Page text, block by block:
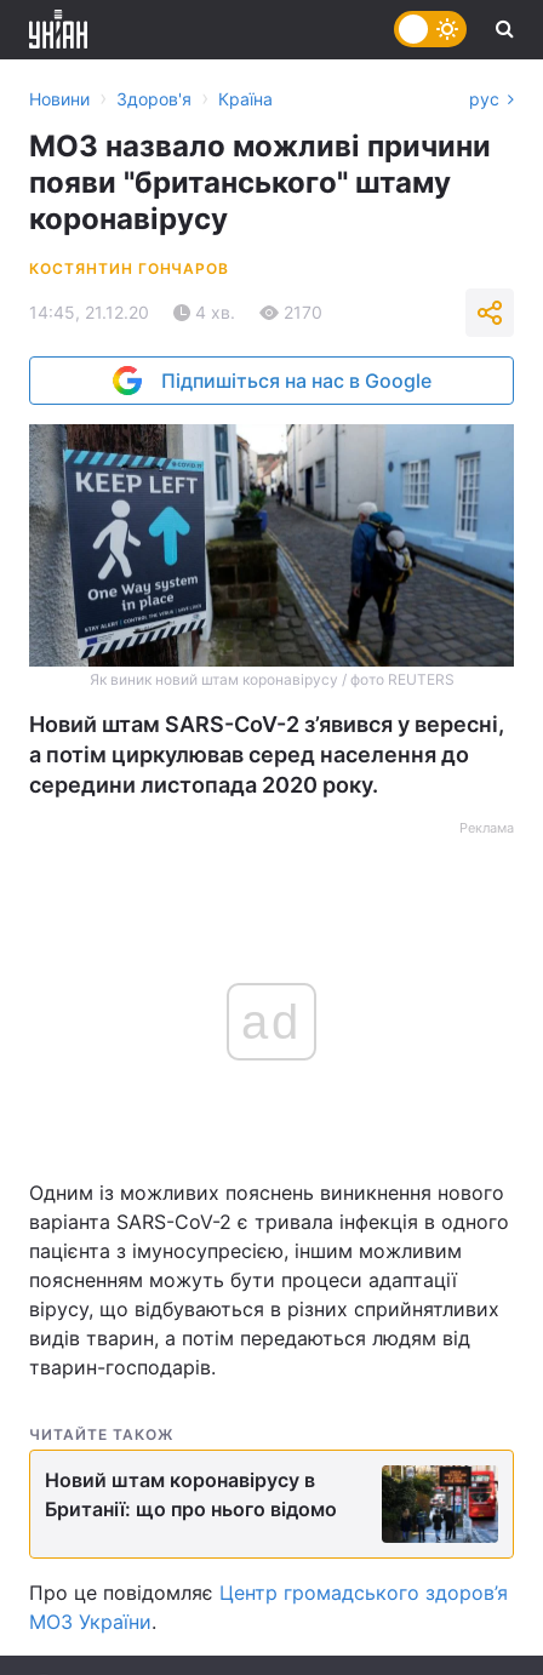
Головна Війна
Україна Політика
Світ
Спорт Наука
Зброя Інциденти
Здоров'я Туризм
Цікавинки Погода
Екологія
Новини › Здоров'я › Країна рус
МОЗ назвало можливі причини
появи "британського" штаму
коронавірусу
КОСТЯНТИН ГОНЧАРОВ
14:45, 21.12.20 4 хв. 2170
Підпишіться на нас в Google
Як виник новий штам коронавірусу / фото REUTERS
Новий штам SARS-CoV-2 з’явився у вересні,
а потім циркулював серед населення до
середини листопада 2020 року.
Реклама
ad
Одним із можливих пояснень виникнення нового
варіанта SARS-CoV-2 є тривала інфекція в одного
пацієнта з імуносупресією, іншим можливим
поясненням можуть бути процеси адаптації
вірусу, що відбуваються в різних сприйнятливих
видів тварин, а потім передаються людям від
тварин-господарів.
ЧИТАЙТЕ ТАКОЖ
Новий штам коронавірусу в
Британії: що про нього відомо
Про це повідомляє Центр громадського здоров’я
МОЗ України.